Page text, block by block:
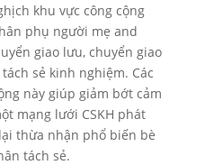
khu vực công cộng
phụ người mẹ and
giao lưu, chuyển giao
sẻ kinh nghiệm. Các
này giúp giảm bớt cảm
mạng lưới CSKH phát
thừa nhận phổ biến bè
tách sẻ.